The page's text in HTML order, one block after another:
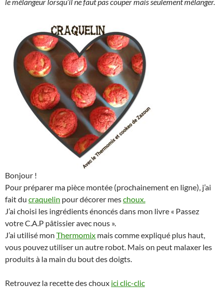
Bonjour !
Pour préparer ma pièce montée (prochainement en ligne), j’ai
fait du craquelin pour décorer meschoux.
J’ai choisi les ingrédients énoncés dans mon livre « Passez
votre C.A.P pâtissier avec nous ».
J’ai utilisé mon Thermomix mais comme expliqué plus haut,
vous pouvez utiliser un autre robot. Mais on peut malaxer les
produits à la main du bout des doigts.
Retrouvez la recette des choux ici clic-clic